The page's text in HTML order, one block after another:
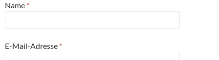
Name *
E-Mail-Adresse *